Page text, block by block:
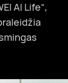
AI Life“,